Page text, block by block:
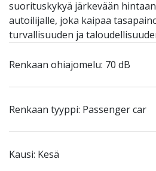
suorituskykyä järkevään
autoilijalle, joka kaipaa
turvallisuuden ja
Renkaan ohiajomelu: 70 dB
Renkaan tyyppi: Passenger car
Kausi: Kesä